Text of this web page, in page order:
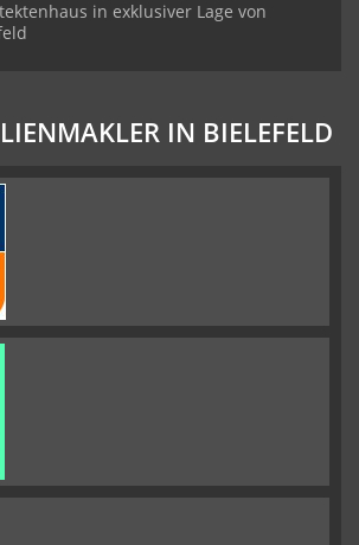
in exklusiver Lage von
IN BIELEFELD